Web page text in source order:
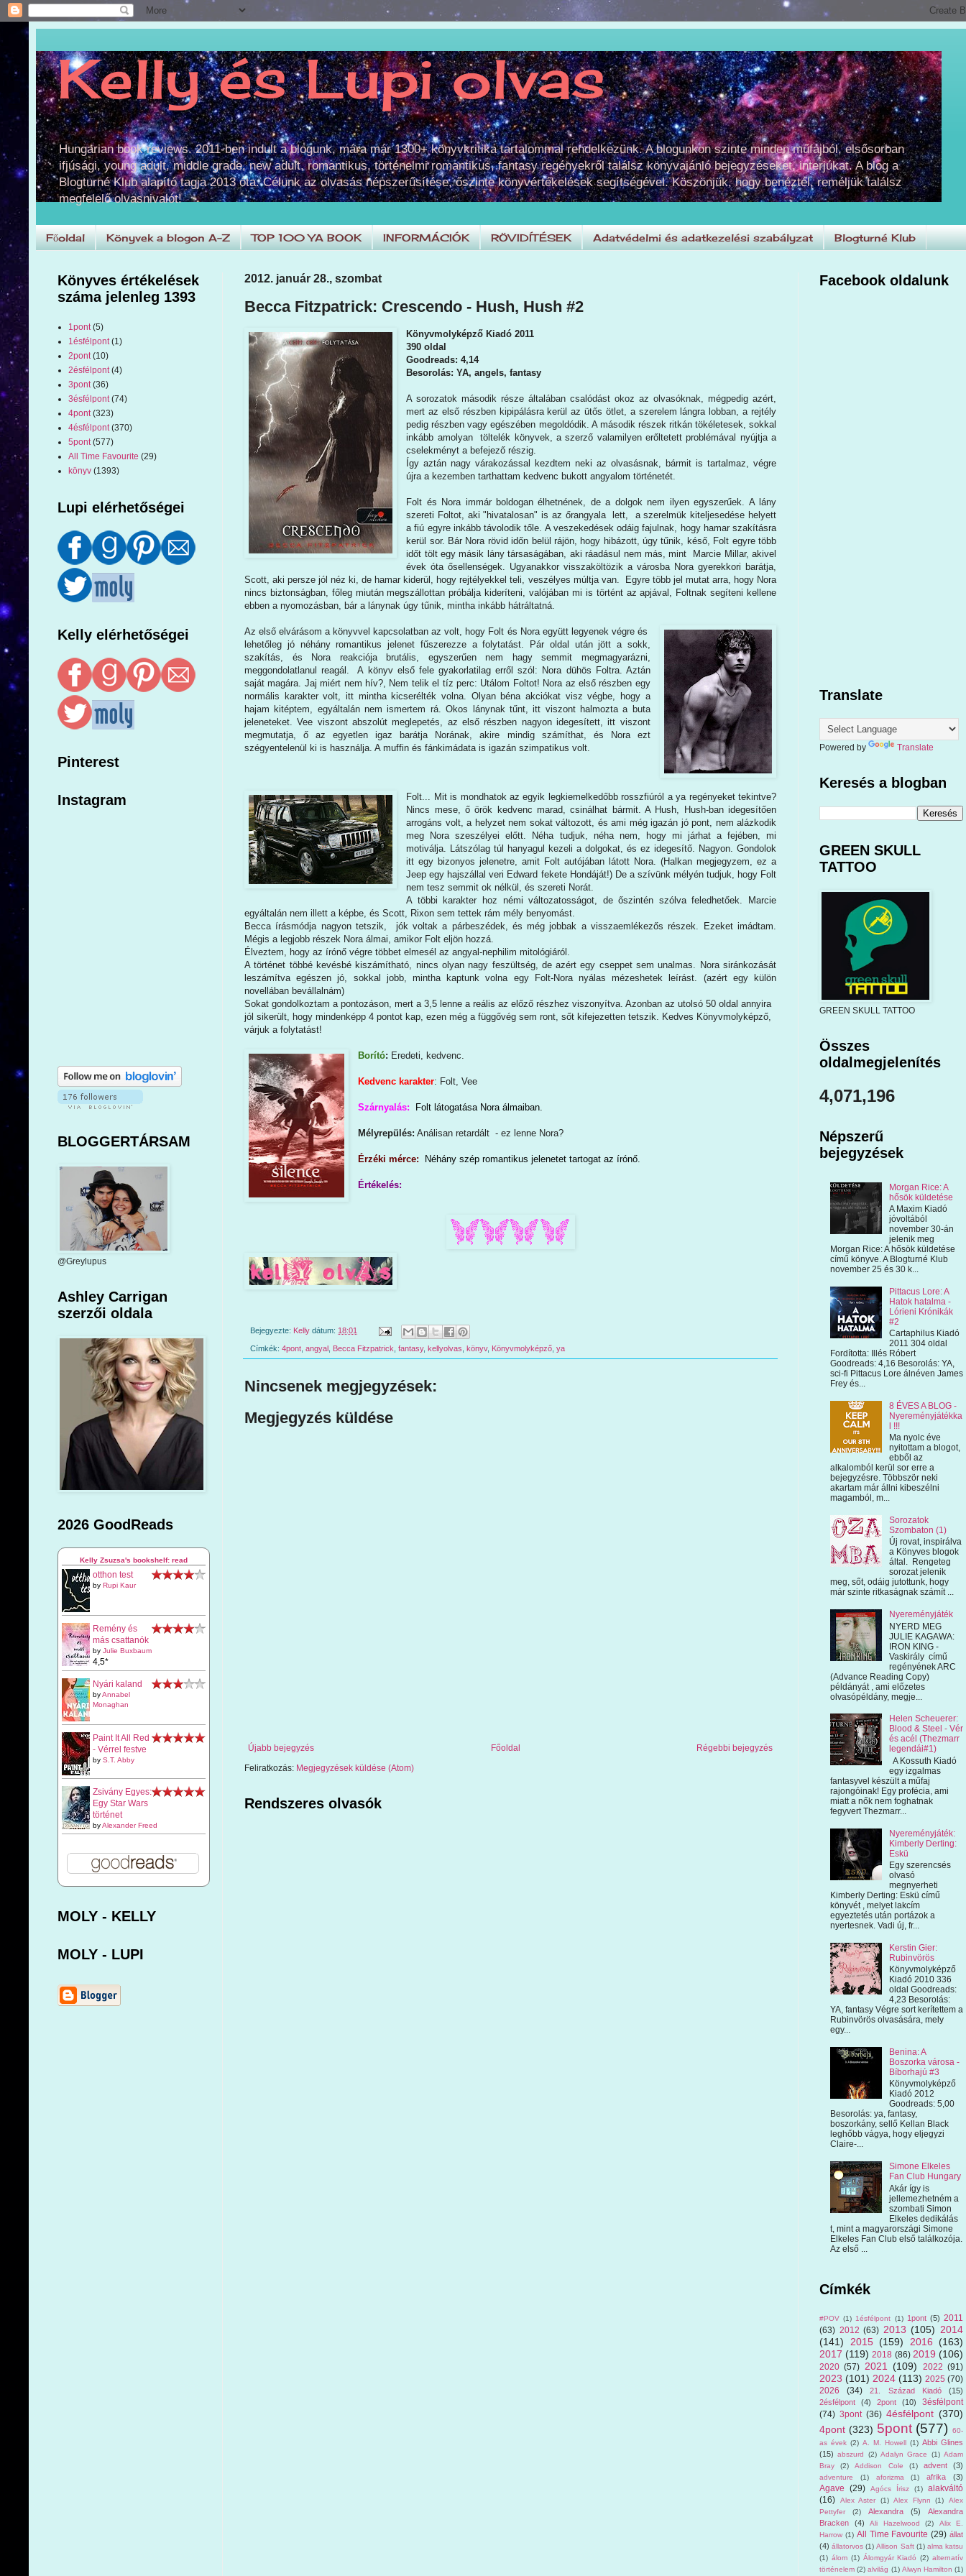
Kelly és Lupi olvas
Hungarian book reviews. 2011-ben indult a blogunk, mára már 1300+ könyvkritika tartalommal rendelkezünk. A blogunkon szinte minden műfajból, elsősorban
ifjúsági, young adult, middle grade, new adult, romantikus, történelmi romantikus, fantasy regényekről találsz könyvajánló bejegyzéseket, interjúkat. A blog a
Blogturné Klub alapító tagja 2013 óta. Célunk az olvasás népszerűsítése, őszinte könyvértékelések segítségével. Köszönjük, hogy benéztél, reméljük találsz
megfelelő olvasnivalót!
Főoldal Könyvek a blogon A-Z TOP 100 YA BOOK INFORMÁCIÓK RÖVIDÍTÉSEK Adatvédelmi és adatkezelési szabályzat Blogturné Klub
2012. január 28., szombat
Becca Fitzpatrick: Crescendo - Hush, Hush #2
Könyvmolyképző Kiadó 2011
390 oldal
Goodreads: 4,14
Besorolás: YA, angels, fantasy
A sorozatok második része általában csalódást okoz az olvasóknak, mégpedig azért,
mert az első részben kipipálásra kerül az ütős ötlet, a szerelem lángra lobban, a rejtély
pedig részben vagy egészében megoldódik. A második részek ritkán tökéletesek, sokkal
inkább amolyan töltelék könyvek, a szerző valamilyen erőltetett problémával nyújtja a
cselekményt a befejező részig.
Így aztán nagy várakozással kezdtem neki az olvasásnak, bármit is tartalmaz, végre
újra a kezemben tarthattam kedvenc bukott angyalom történetét.
Folt és Nora immár boldogan élhetnének, de a dolgok nem ilyen egyszerűek. A lány
szereti Foltot, aki "hivatalosan" is az őrangyala lett, a szerelmük kiteljesedése helyett
a fiú egyre inkább távolodik tőle. A veszekedések odáig fajulnak, hogy hamar szakításra
kerül sor. Bár Nora rövid időn belül rájön, hogy hibázott, úgy tűnik, késő, Folt egyre több
időt tölt egy másik lány társaságában, aki ráadásul nem más, mint Marcie Millar, akivel
évek óta ősellenségek. Ugyanakkor visszaköltözik a városba Nora gyerekkori barátja,
Scott, aki persze jól néz ki, de hamar kiderül, hogy rejtélyekkel teli, veszélyes múltja van. Egyre több jel mutat arra, hogy Nora
nincs biztonságban, főleg miután megszállottan próbálja kideríteni, valójában mi is történt az apjával, Foltnak segíteni kellene
ebben a nyomozásban, bár a lánynak úgy tűnik, mintha inkább hátráltatná.
Az első elvárásom a könyvvel kapcsolatban az volt, hogy Folt és Nora együtt legyenek végre és
lehetőleg jó néhány romantikus jelenet fűszerezze a folytatást. Pár oldal után jött a sokk,
szakítás, és Nora reakciója brutális, egyszerűen nem hagy semmit megmagyarázni,
meggondolatlanul reagál. A könyv első fele gyakorlatilag erről szól: Nora dühös Foltra. Aztán
saját magára. Jaj miért nem hív?, Nem telik el tíz perc: Utálom Foltot! Nora az első részben egy
normális karakter volt, itt mintha kicserélték volna. Olyan béna akciókat visz végbe, hogy a
hajam kitéptem, egyáltalán nem ismertem rá. Okos lánynak tűnt, itt viszont halmozta a buta
jeleneteket. Vee viszont abszolút meglepetés, az első részben nagyon idegesített, itt viszont
megmutatja, ő az egyetlen igaz barátja Norának, akire mindig számíthat, és Nora ezt
szégyentelenül ki is használja. A muffin és fánkimádata is igazán szimpatikus volt.
Folt... Mit is mondhatok az egyik legkiemelkedőbb rosszfiúról a ya regényeket tekintve?
Nincs mese, ő örök kedvenc marad, csinálhat bármit. A Hush, Hush-ban idegesítően
arrogáns volt, a helyzet nem sokat változott, és ami még igazán jó pont, nem alázkodik
meg Nora szeszélyei előtt. Néha tudjuk, néha nem, hogy mi járhat a fejében, mi
motiválja. Látszólag túl hanyagul kezeli a dolgokat, és ez idegesítő. Nagyon. Gondolok
itt egy bizonyos jelenetre, amit Folt autójában látott Nora. (Halkan megjegyzem, ez a
Jeep egy hajszállal veri Edward fekete Hondáját!) De a szívünk mélyén tudjuk, hogy Folt
nem tesz semmit ok nélkül, és szereti Norát.
A többi karakter hoz némi változatosságot, de őszintén szólva feledhetőek. Marcie
egyáltalán nem illett a képbe, és Scott, Rixon sem tettek rám mély benyomást.
Becca írásmódja nagyon tetszik, jók voltak a párbeszédek, és még jobbak a visszaemlékezős részek. Ezeket imádtam.
Mégis a legjobb részek Nora álmai, amikor Folt eljön hozzá.
Élveztem, hogy az írónő végre többet elmesél az angyal-nephilim mitológiáról.
A történet többé kevésbé kiszámítható, nincs olyan nagy feszültség, de azért egy cseppet sem unalmas. Nora siránkozását
leszámítva egészen jó, sokkal jobb, mintha kaptunk volna egy Folt-Nora nyálas mézeshetek leírást. (azért egy külön
novellában bevállalnám)
Sokat gondolkoztam a pontozáson, mert a 3,5 lenne a reális az előző részhez viszonyítva. Azonban az utolsó 50 oldal annyira
jól sikerült, hogy mindenképp 4 pontot kap, ezen még a függővég sem ront, sőt kifejezetten tetszik. Kedves Könyvmolyképző,
várjuk a folytatást!
Borító: Eredeti, kedvenc.
Kedvenc karakter: Folt, Vee
Szárnyalás: Folt látogatása Nora álmaiban.
Mélyrepülés: Análisan retardált - ez lenne Nora?
Érzéki mérce: Néhány szép romantikus jelenetet tartogat az írónő.
Értékelés:
Bejegyezte: Kelly dátum: 18:01
Címkék: 4pont angyal Becca Fitzpatrick fantasy, kellyolvas könyv, Könyvmolyképző ya
Nincsenek megjegyzések:
Megjegyzés küldése
Újabb bejegyzés Régebbi bejegyzés
Főoldal
Feliratkozás: Megjegyzések küldése (Atom)
Rendszeres olvasók
Könyves értékelések
száma jelenleg 1393
1pont (5)
1ésfélpont (1)
2pont (10)
2ésfélpont (4)
3pont (36)
3ésfélpont (74)
4pont (323)
4ésfélpont (370)
5pont (577)
All Time Favourite (29)
könyv (1393)
Lupi elérhetőségei
Kelly elérhetőségei
Pinterest
Instagram
BLOGGERTÁRSAM
@Greylupus
Ashley Carrigan
szerzői oldala
2026 GoodReads
Kelly Zsuzsa's bookshelf: read
otthon test
by Rupi Kaur
Remény és
más csattanók
by Julie Buxbaum
4,5*
Nyári kaland
byAnnabel
Monaghan
Paint It All Red
- Vérrel festve
by S.T. Abby
Zsivány Egyes:
Egy Star Wars
történet
byAlexander Freed
MOLY - KELLY
MOLY - LUPI
Facebook oldalunk
Translate
Powered by Translate
Keresés a blogban
GREEN SKULL
TATTOO
GREEN SKULL TATTOO
Összes
oldalmegjelenítés
4,071,196
Népszerű
bejegyzések
Morgan Rice: A
hősök küldetése
A Maxim Kiadó
jóvoltából
november 30-án
jelenik meg
Morgan Rice: A hősök küldetése
című könyve. A Blogturné Klub
november 25 és 30 k...
Pittacus Lore: A
Hatok hatalma -
Lórieni Krónikák
#2
Cartaphilus Kiadó
2011 304 oldal
Fordította: Illés Róbert
Goodreads: 4,16 Besorolás: YA,
sci-fi Pittacus Lore álnéven James
Frey és...
8 ÉVES A BLOG -
Nyereményjátékka
l !!!
Ma nyolc éve
nyitottam a blogot,
ebből az
alkalomból kerül sor erre a
bejegyzésre. Többször neki
akartam már állni kibeszélni
magamból, m...
Sorozatok
Szombaton (1)
Új rovat, inspirálva
a Könyves blogok
által. Rengeteg
sorozat jelenik
meg, sőt, odáig jutottunk, hogy
már szinte ritkaságnak számít ...
Nyereményjáték
NYERD MEG
JULIE KAGAWA:
IRON KING -
Vaskirály című
regényének ARC
(Advance Reading Copy)
példányát , ami előzetes
olvasópéldány, megje...
Helen Scheuerer:
Blood & Steel - Vér
és acél (Thezmarr
legendái#1)
A Kossuth Kiadó
egy izgalmas
fantasyvel készült a műfaj
rajongóinak! Egy profécia, ami
miatt a nők nem foghatnak
fegyvert Thezmarr...
Nyereményjáték:
Kimberly Derting:
Eskü
Egy szerencsés
olvasó
megnyerheti
Kimberly Derting: Eskü című
könyvét , melyet lakcím
egyeztetés után portázok a
nyertesnek. Vadi új, fr...
Kerstin Gier:
Rubinvörös
Könyvmolyképző
Kiadó 2010 336
oldal Goodreads:
4,23 Besorolás:
YA, fantasy Végre sort kerítettem a
Rubinvörös olvasására, mely
egy...
Benina: A
Boszorka városa -
Bíborhajú #3
Könyvmolyképző
Kiadó 2012
Goodreads: 5,00
Besorolás: ya, fantasy,
boszorkány, sellő Kellan Black
leghőbb vágya, hogy eljegyzi
Claire-...
Simone Elkeles
Fan Club Hungary
Akár így is
jellemezhetném a
szombati Simon
Elkeles dedikálás
t, mint a magyarországi Simone
Elkeles Fan Club első találkozója.
Az első ...
Címkék
#POV (1) 1ésfélpont (1) 1pont (5) 2011
(63) 2012 (63) 2013 (105) 2014
(141)
2015 (159) 2016
(163)
2017 (119) 2018 (86) 2019 (106)
2020 (57) 2021 (109) 2022 (91)
2023 (101) 2024 (113) 2025 (70)
2026
(34) 21. Század Kiadó
(15)
2ésfélpont
(4) 2pont (10)
3ésfélpont
(74) 3pont (36) 4ésfélpont (370)
4pont (323) 5pont (577) 60-
as évek (2) A. M. Howell (1) Abbi Glines
(15) abszurd (2) Adalyn Grace (1) Adam
Bray
(2) Addison Cole (1) advent (3)
adventure (1) aforizma (1) afrika (3)
Agave (29) Agócs Írisz (1)
alakváltó
(16)
Alex Aster (1) Alex Flynn (1)
Alex
Pettyfer
(2) Alexandra (5)
Alexandra
Bracken
(4) Ali Hazelwood (2)
Alix E.
Harrow (1) All Time Favourite (29) állat
(4) állatorvos (1) Allison Saft (1) alma katsu
(1) álom (1) Álomgyár Kiadó (2) alternatív
történelem (2) alvilág (1) Alwyn Hamilton (1)